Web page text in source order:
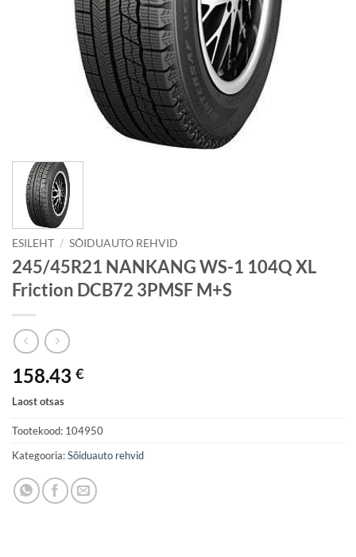
ESILEHT / SÕIDUAUTO REHVID
245/45R21 NANKANG WS-1 104Q XL
Friction DCB72 3PMSF M+S
158.43 €
Laost otsas
Tootekood: 104950
Kategooria:Sõiduauto rehvid